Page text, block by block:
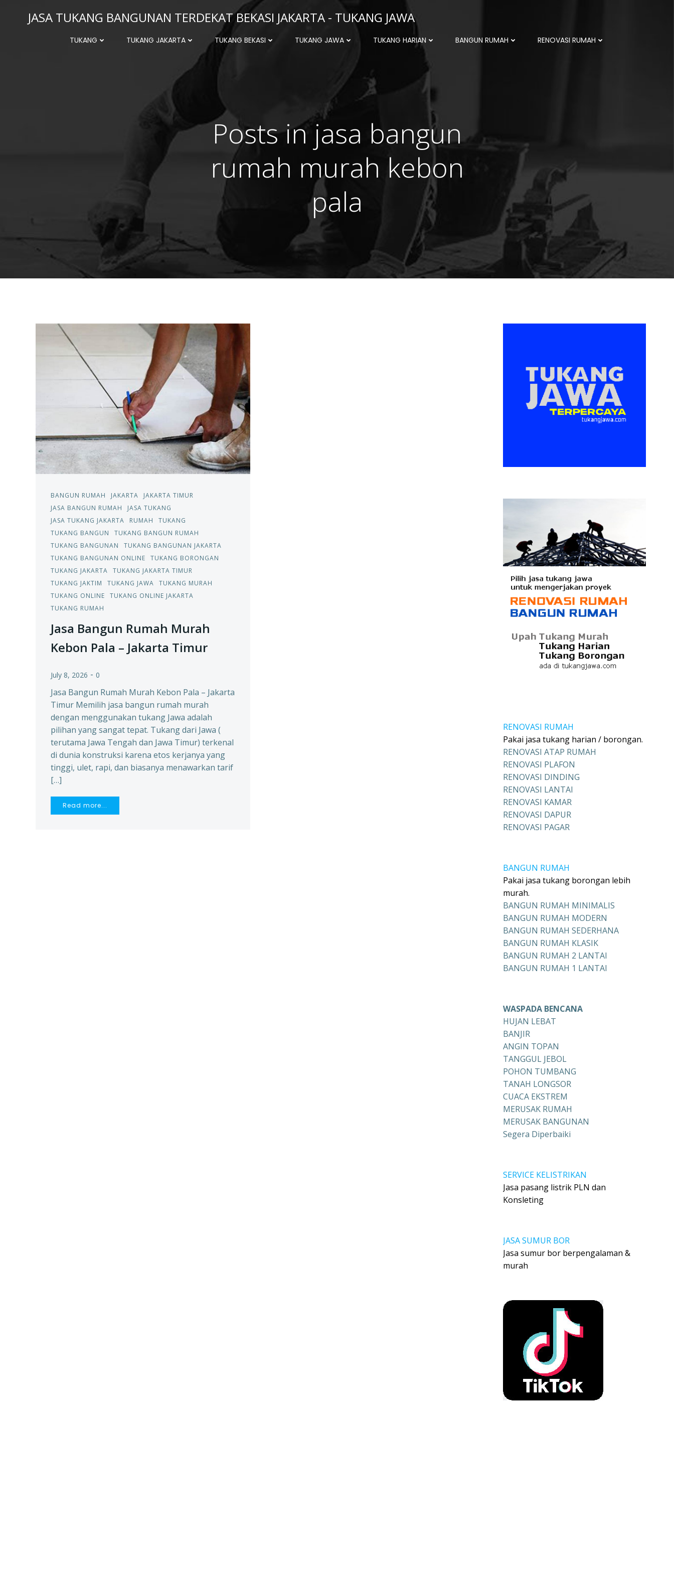
JASA TUKANG BANGUNAN TERDEKAT BEKASI JAKARTA - TUKANG JAWA
TUKANG TUKANG JAKARTA TUKANG BEKASI TUKANG JAWA TUKANG HARIAN BANGUN RUMAH RENOVASI RUMAH
Posts in jasa bangun
rumah murah kebon
pala
BANGUN RUMAH JAKARTA
JAKARTA TIMUR
JASA BANGUN RUMAH
JASA TUKANG
JASA TUKANG JAKARTA
RUMAH
TUKANG
TUKANG BANGUN
TUKANG BANGUN RUMAH
TUKANG BANGUNAN
TUKANG BANGUNAN JAKARTA
TUKANG BANGUNAN ONLINE
TUKANG BORONGAN
TUKANG JAKARTA
TUKANG JAKARTA TIMUR
TUKANG JAKTIM
TUKANG JAWA
TUKANG MURAH
TUKANG ONLINE
TUKANG ONLINE JAKARTA
TUKANG RUMAH
Jasa Bangun Rumah Murah
Kebon Pala – Jakarta Timur
July 8, 2026 - 0
Jasa Bangun Rumah Murah Kebon Pala – Jakarta
Timur Memilih jasa bangun rumah murah
dengan menggunakan tukang Jawa adalah
pilihan yang sangat tepat. Tukang dari Jawa (
terutama Jawa Tengah dan Jawa Timur) terkenal
di dunia konstruksi karena etos kerjanya yang
tinggi, ulet, rapi, dan biasanya menawarkan tarif
[…]
Read more...
RENOVASI RUMAH
Pakai jasa tukang harian / borongan.
RENOVASI ATAP RUMAH
RENOVASI PLAFON
RENOVASI DINDING
RENOVASI LANTAI
RENOVASI KAMAR
RENOVASI DAPUR
RENOVASI PAGAR
BANGUN RUMAH
Pakai jasa tukang borongan lebih
murah.
BANGUN RUMAH MINIMALIS
BANGUN RUMAH MODERN
BANGUN RUMAH SEDERHANA
BANGUN RUMAH KLASIK
BANGUN RUMAH 2 LANTAI
BANGUN RUMAH 1 LANTAI
WASPADA BENCANA
HUJAN LEBAT
BANJIR
ANGIN TOPAN
TANGGUL JEBOL
POHON TUMBANG
TANAH LONGSOR
CUACA EKSTREM
MERUSAK RUMAH
MERUSAK BANGUNAN
Segera Diperbaiki
SERVICE KELISTRIKAN
Jasa pasang listrik PLN dan
Konsleting
JASA SUMUR BOR
Jasa sumur bor berpengalaman &
murah